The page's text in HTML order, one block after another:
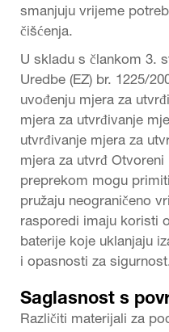
smanjuju vrijeme
čišćenja.
U skladu s člankom 3.
Uredbe (EZ) br. 1225/
uvođenju mjera za
mjera za utvrđivanje
utvrđivanje mjera za
mjera za utvrđ
preprekom mogu
pružaju neograničeno
rasporedi imaju koristi
baterije koje uklanjaju
i opasnosti za
Saglasnost s
Različiti materijali za